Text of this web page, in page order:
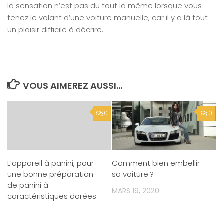
la sensation n’est pas du tout la même lorsque vous
tenez le volant d’une voiture manuelle, car il y a là tout
un plaisir difficile à décrire.
VOUS AIMEREZ AUSSI...
0
L’appareil à panini, pour
une bonne préparation
de panini à
caractéristiques dorées
0
Comment bien embellir
sa voiture ?
MARS 19, 2020